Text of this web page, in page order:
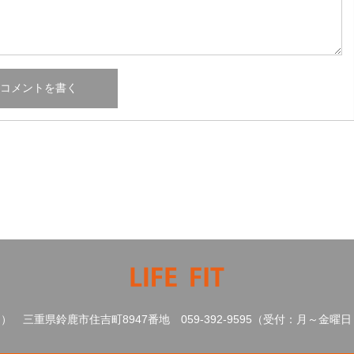
三重県鈴鹿市住吉町8947番地 059‐392‐9595（受付：月～金曜